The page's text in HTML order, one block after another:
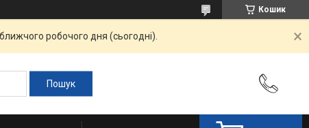
Кошик
робочого дня (сьогодні).